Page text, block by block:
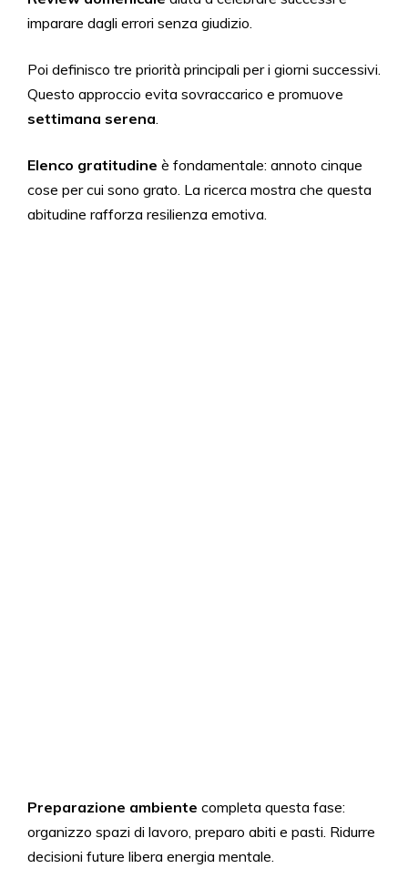
imparare dagli errori senza giudizio.
Poi definisco tre priorità principali per i giorni successivi.
Questo approccio evita sovraccarico e promuove
settimana serena.
Elenco gratitudine è fondamentale: annoto cinque
cose per cui sono grato. La ricerca mostra che questa
abitudine rafforza resilienza emotiva.
Preparazione ambiente completa questa fase:
organizzo spazi di lavoro, preparo abiti e pasti. Ridurre
decisioni future libera energia mentale.